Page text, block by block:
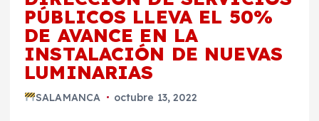
PÚBLICOS LLEVA EL 50%
DE AVANCE EN LA
INSTALACIÓN DE NUEVAS
LUMINARIAS
SALAMANCA octubre 13, 2022